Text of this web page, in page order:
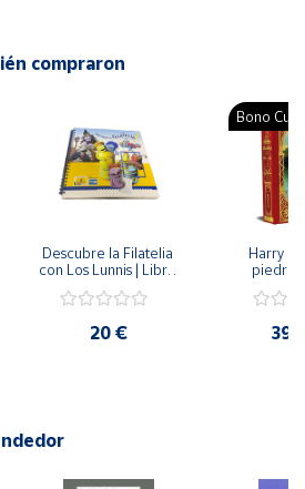
compraron
Descubre la Filatelia
con Los Lunnis | Libro
20 €
Bono
Harry
piedra
J.K.